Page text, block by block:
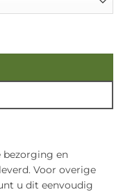
bezorging en
Voor overige
u dit eenvoudig